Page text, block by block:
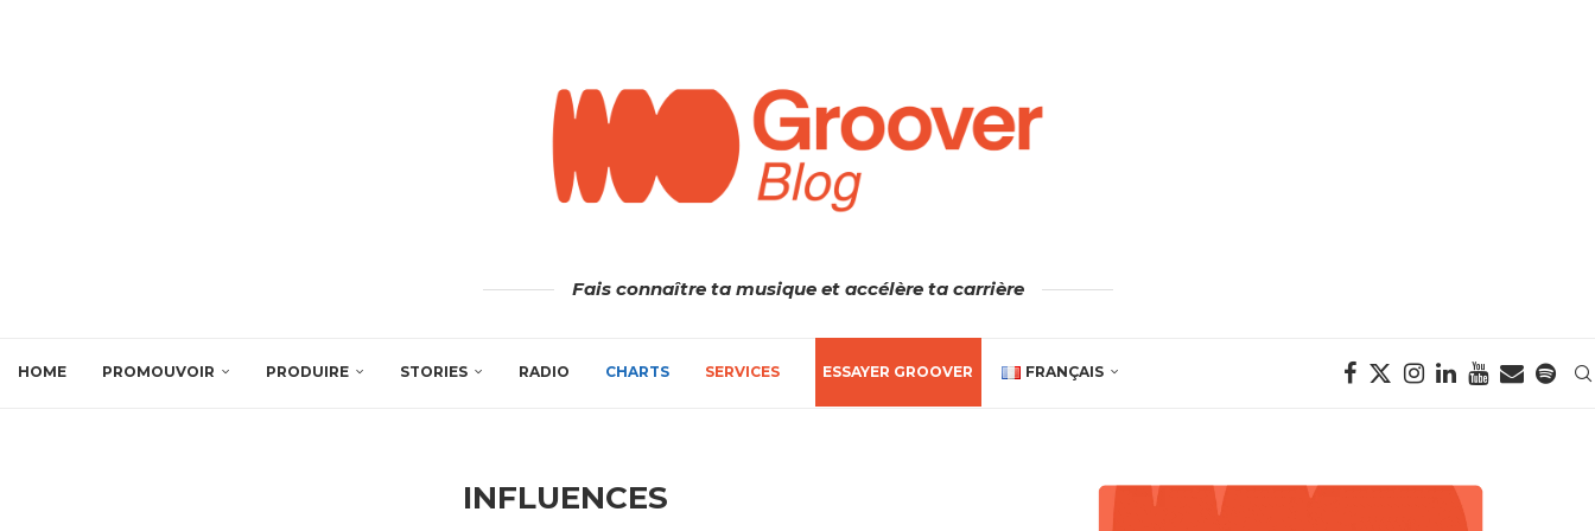
Fais connaître ta musique et accélère ta carrière
HOME PROMOUVOIR PRODUIRE STORIES RADIO CHARTS SERVICES ESSAYER GROOVER FRANÇAIS
INFLUENCES